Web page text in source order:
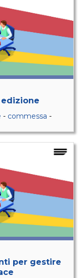
edizione
- commessa -
per gestire